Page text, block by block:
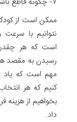
ممکن است از
نتوانیم با
است که هر
رسیدن به مقصد
مهم است که یاد
کنیم که هر
بخواهیم از هزینه
داد.